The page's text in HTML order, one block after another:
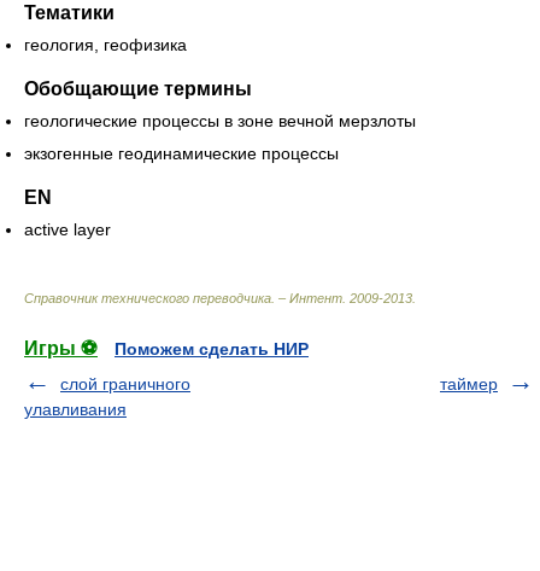
Тематики
геология, геофизика
Обобщающие термины
геологические процессы в зоне вечной мерзлоты
экзогенные геодинамические процессы
EN
active layer
Справочник технического переводчика. – Интент 2009-2013
Игры ⚽
Поможем сделать НИР
слой граничного
улавливания
таймер